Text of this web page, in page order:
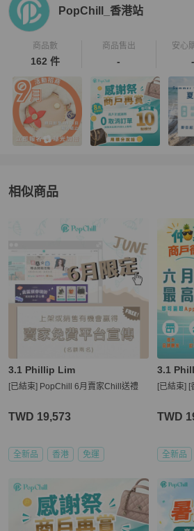
PopChill_香港站
商品數
162 件
商品售出
-
安心
-
相似商品
推薦精品
3.1 Phillip Lim
[已結束] PopChill 6月賣家Chill送禮
TWD 19,573
全新品 香港 免運
3.1
[已結束]
TWD
全新品